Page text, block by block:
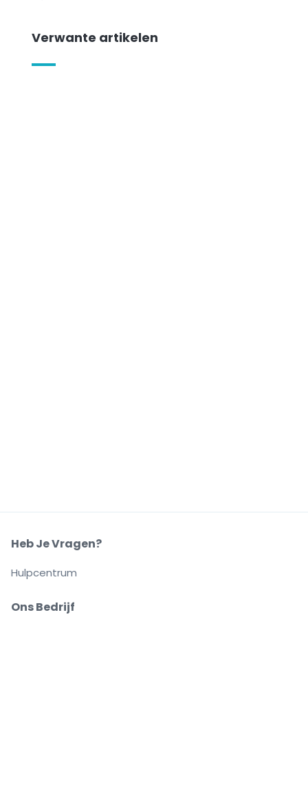
Verwante artikelen
Ons Bedrijf
Heb Je Vragen?
Hulpcentrum